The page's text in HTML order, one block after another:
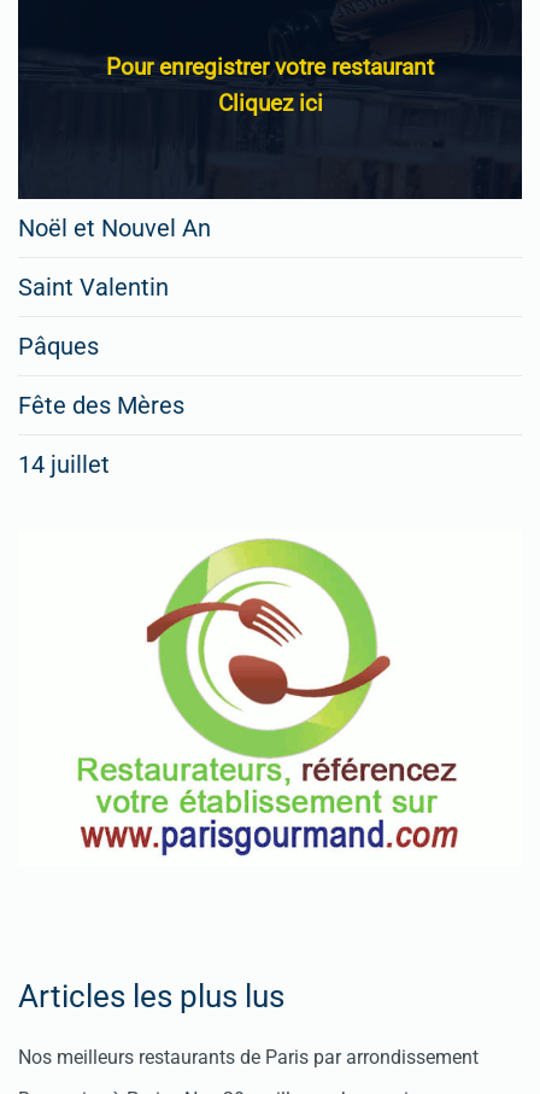
Pour enregistrer votre restaurant
Cliquez ici
Noël et Nouvel An
Saint Valentin
Pâques
Fête des Mères
14 juillet
Articles les plus lus
Nos meilleurs restaurants de Paris par arrondissement